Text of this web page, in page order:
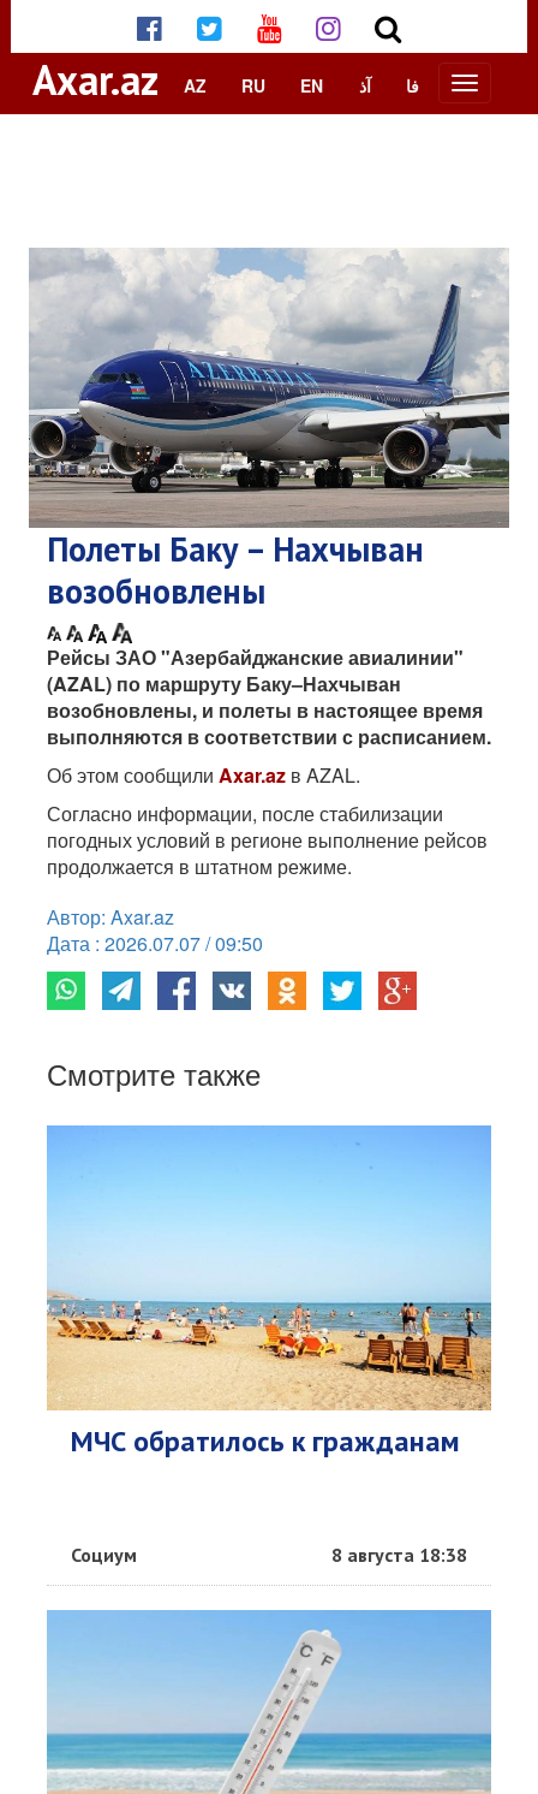
Axar.az AZ RU EN آذ فا
Полеты Баку – Нахчыван
возобновлены
Рейсы ЗАО "Азербайджанские авиалинии"
(AZAL) по маршруту Баку–Нахчыван
возобновлены, и полеты в настоящее время
выполняются в соответствии с расписанием.
Об этом сообщили Axar.az в AZAL.
Согласно информации, после стабилизации
погодных условий в регионе выполнение рейсов
продолжается в штатном режиме.
Автор: Axar.az
Дата : 2026.07.07 / 09:50
Смотрите также
МЧС обратилось к гражданам
Социум 8 августа 18:38